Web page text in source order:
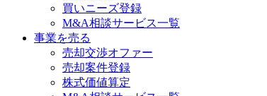
買いニーズ登録
M&A相談サービス一覧
事業を売る
売却交渉オファー
売却案件登録
株式価値算定